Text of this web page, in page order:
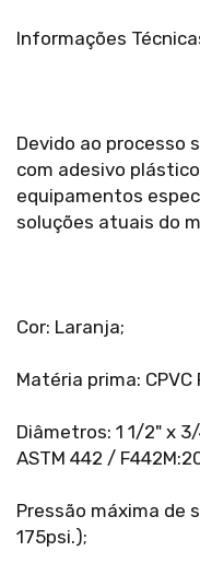
Informações
Devido ao processo
com adesivo
equipamentos
soluções atuais do
Cor: Laranja;
Matéria prima:
Diâmetros: 1 1/2" x
ASTM 442 /
Pressão máxima de
175psi.);